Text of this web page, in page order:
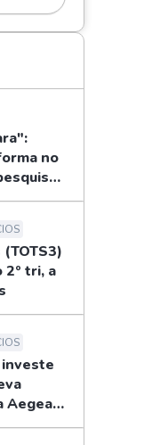
no
2º tri, a
Aegea